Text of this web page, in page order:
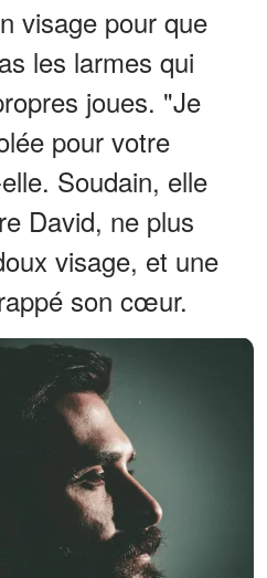
visage pour que
les larmes qui
joues. "Je
pour votre
Soudain, elle
David, ne plus
visage, et une
son cœur.